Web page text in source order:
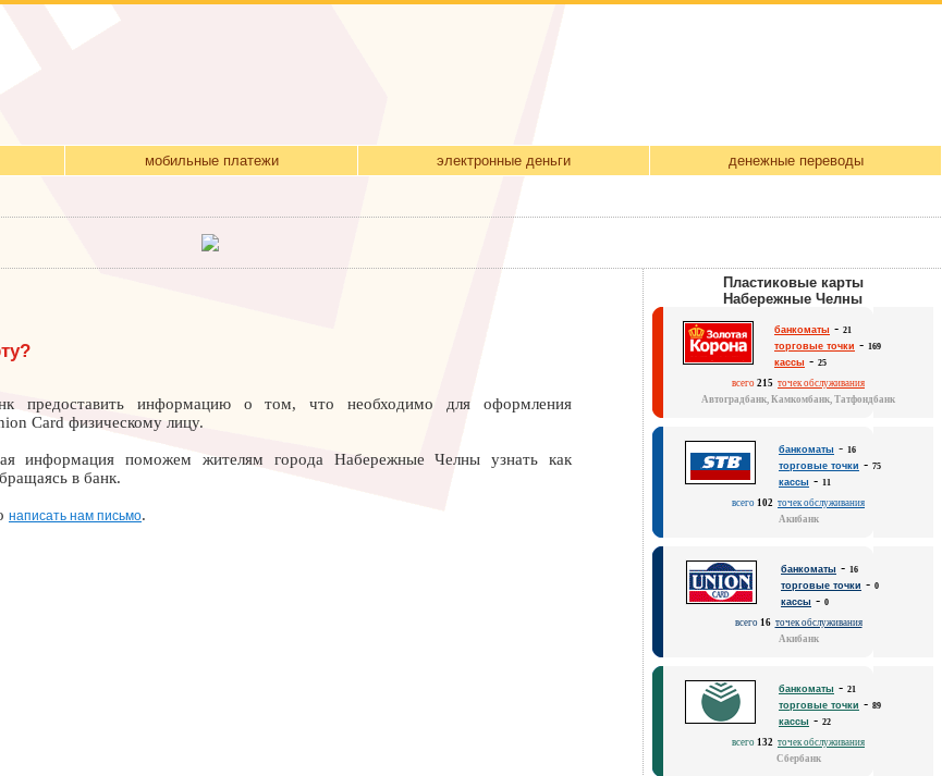
мобильные платежи электронные деньги денежные переводы
предоставить информацию о том, что необходимо для оформления
Card физическому лицу.
информация поможем жителям города Набережные Челны узнать как
в банк.
написать нам письмо.
Пластиковые карты
Набережные Челны
банкоматы - 21
торговые точки - 169
кассы - 25
всего 215 точек обслуживания
Автоградбанк, Камкомбанк, Татфондбанк
банкоматы - 16
торговые точки - 75
кассы - 11
всего 102 точек обслуживания
Акибанк
банкоматы - 16
торговые точки - 0
кассы - 0
всего 16 точек обслуживания
Акибанк
банкоматы - 21
торговые точки - 89
кассы - 22
всего 132 точек обслуживания
Сбербанк